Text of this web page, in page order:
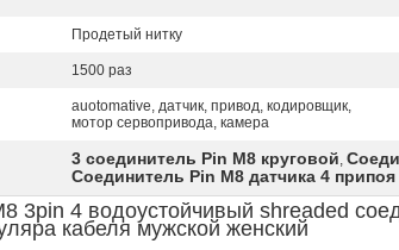
Продетый нитку
1500 раз
auotomative, датчик, привод, кодировщик,
мотор сервопривода, камера
3 соединитель Pin M8 круговой,
Соединитель Pin M8 датчика 4 припоя
3pin 4 водоустойчивый shreaded
кабеля мужской женский